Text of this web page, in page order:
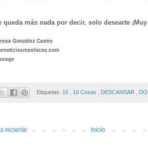
queda más nada por decir, solo desearte
González Castro
Etiquetas: 10 10 Cosas DESCANSAR
reciente Inicio